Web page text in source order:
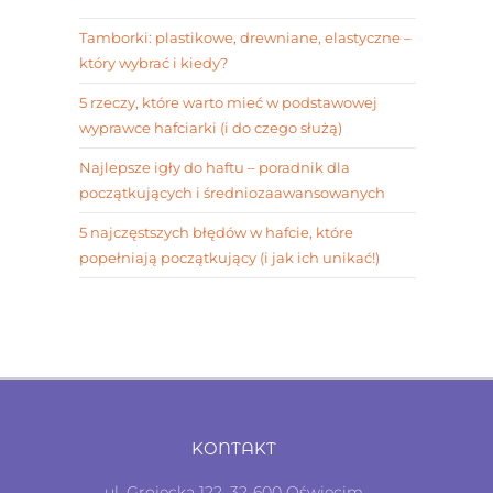
Tamborki: plastikowe, drewniane, elastyczne –
który wybrać i kiedy?
5 rzeczy, które warto mieć w podstawowej
wyprawce hafciarki (i do czego służą)
Najlepsze igły do haftu – poradnik dla
początkujących i średniozaawansowanych
5 najczęstszych błędów w hafcie, które
popełniają początkujący (i jak ich unikać!)
KONTAKT